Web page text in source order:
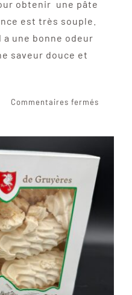
obtenir une pâte
est très souple.
une bonne odeur
saveur douce et
Commentaires fermés
lot